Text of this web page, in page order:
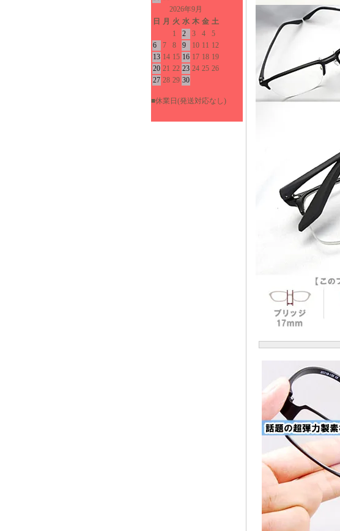
2026年9月
日
月 火 水 木 金 土
1
2 3 4
5
6
7 8 9 10 11 12
13 14 15 16 17 18 19
20 21 22 23 24 25 26
27 28 29 30
■休業日(発送対応なし)